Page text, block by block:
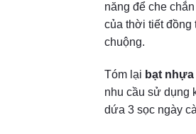
năng để che
của thời tiết
chuộng.
Tóm lại bạt
nhu cầu sử dụng
dứa 3 sọc ngày